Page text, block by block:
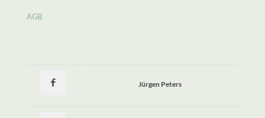
AGB
Jürgen Peters